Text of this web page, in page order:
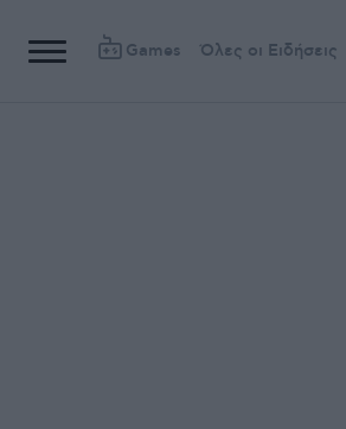
Games Όλες οι Ειδήσεις